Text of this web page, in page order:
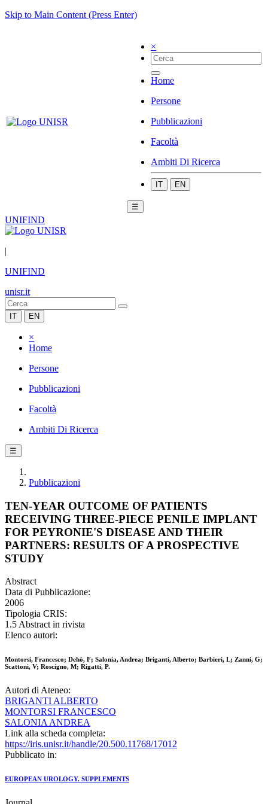
Skip to Main Content (Press Enter)
×
Home
Persone
Pubblicazioni
Facoltà
Ambiti Di Ricerca
IT EN
☰
UNIFIND
|
UNIFIND
unisr.it
IT EN
×
Home
Persone
Pubblicazioni
Facoltà
Ambiti Di Ricerca
☰
Pubblicazioni
TEN-YEAR OUTCOME OF PATIENTS
RECEIVING THREE-PIECE PENILE IMPLANT
FOR PEYRONIE'S DISEASE AND THEIR
PARTNERS: RESULTS OF A PROSPECTIVE
STUDY
Abstract
Data di Pubblicazione:
2006
Tipologia CRIS:
1.5 Abstract in rivista
Elenco autori:
Montorsi, Francesco; Dehò, F; Salonia, Andrea; Briganti, Alberto; Barbieri, L; Zanni, G;
Scattoni, V; Roscigno, M; Rigatti, P.
Autori di Ateneo:
BRIGANTI ALBERTO
MONTORSI FRANCESCO
SALONIA ANDREA
Link alla scheda completa:
https://iris.unisr.it/handle/20.500.11768/17012
Pubblicato in:
EUROPEAN UROLOGY. SUPPLEMENTS